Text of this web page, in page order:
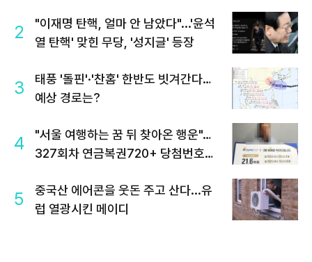
2
"이재명 탄핵, 얼마 안 남았다"...'윤석
열 탄핵' 맞힌 무당, '성지글' 등장
3
태풍 '돌핀'·'찬홈' 한반도 빗겨간다…
예상 경로는?
4
"서울 여행하는 꿈 뒤 찾아온 행운"…
327회차 연금복권720+ 당첨번호조
5
중국산 에어콘을 웃돈 주고 산다...유
럽 열광시킨 메이디